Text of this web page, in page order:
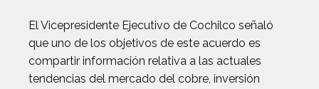
El Vicepresidente Ejecutivo de Cochilco señaló
que uno de los objetivos de este acuerdo es
compartir información relativa a las actuales
tendencias del mercado del cobre, inversión